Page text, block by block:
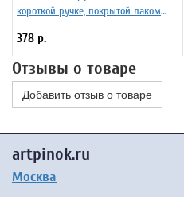
короткой ручке, покрытой лаком
378 р.
Отзывы о товаре
Добавить отзыв о товаре
artpinok.ru
Москва